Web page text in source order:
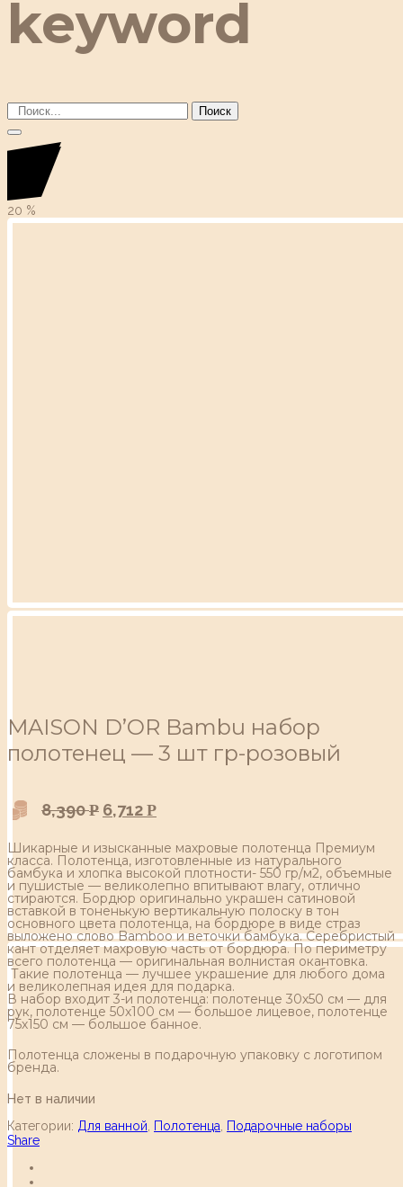
keyword
Поиск
20 %
MAISON D’OR Bambu набор
полотенец — 3 шт гр-розовый
8,390Р 6,712 Р
Шикарные и изысканные махровые полотенца Премиум
класса. Полотенца, изготовленные из натурального
бамбука и хлопка высокой плотности- 550 гр/м2, объемные
и пушистые — великолепно впитывают влагу, отлично
стираются. Бордюр оригинально украшен сатиновой
вставкой в тоненькую вертикальную полоску в тон
основного цвета полотенца, на бордюре в виде страз
выложено слово Bamboo и веточки бамбука. Серебристый
кант отделяет махровую часть от бордюра. По периметру
всего полотенца — оригинальная волнистая окантовка.
Такие полотенца — лучшее украшение для любого дома
и великолепная идея для подарка.
В набор входит 3-и полотенца: полотенце 30х50 см — для
рук, полотенце 50х100 см — большое лицевое, полотенце
75х150 см — большое банное.
Полотенца сложены в подарочную упаковку с логотипом
бренда.
Нет в наличии
Категории: Для ванной Полотенца
Подарочные наборы
Share